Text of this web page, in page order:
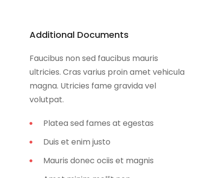
Additional Documents
Faucibus non sed faucibus mauris
ultricies. Cras varius proin amet vehicula
magna. Utricies fame gravida vel
volutpat.
Platea sed fames at egestas
Duis et enim justo
Mauris donec ociis et magnis